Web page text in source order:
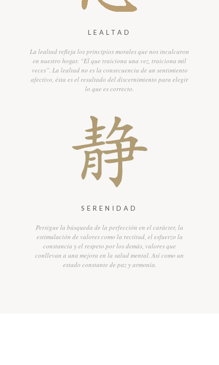
LEALTAD
La lealtad refleja los principios morales que nos inculcaron
en nuestro hogar. “El que traiciona una vez, traiciona mil
veces”. La lealtad no es la consecuencia de un sentimiento
afectivo, ésta es el resultado del discernimiento para elegir
lo que es correcto.
SERENIDAD
Persigue la búsqueda de la perfección en el carácter, la
estimulación de valores como la rectitud, el esfuerzo la
constancia y el respeto por los demás, valores que
conllevan a una mejora en la salud mental. Así como un
estado constante de paz y armonía.